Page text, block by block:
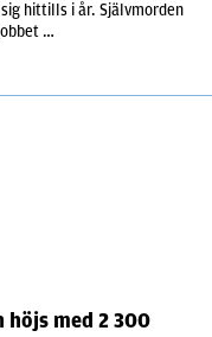
hittills i år. Självmorden
…
höjs med 2 300